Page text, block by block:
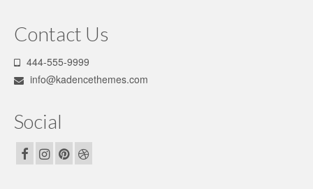
Contact Us
444-555-9999
info@kadencethemes.com
Social